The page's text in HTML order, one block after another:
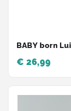
BABY born
€ 26,99